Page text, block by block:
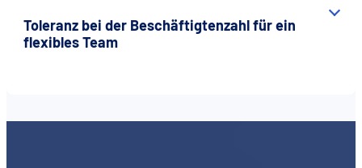
Toleranz bei der Beschäftigtenzahl für ein
flexibles Team